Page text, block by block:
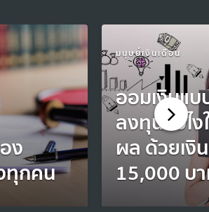
ง
กคน
มนุษย์เงินเดือน
ออมเงินแบ
ลงทุนยังไง
ผล ด้วยเงิ
15,000 บ